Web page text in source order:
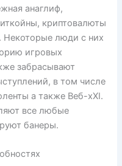
анаглиф,
криптовалюты
Некоторые люди с них
игровых
забрасывают
в том числе
а также Веб-хХI.
все любые
банеры.